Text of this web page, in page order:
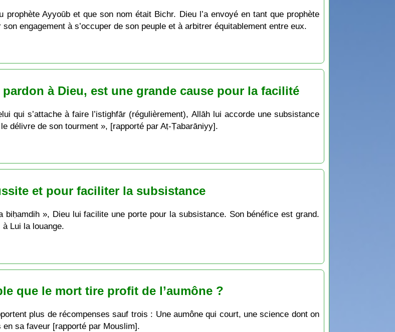
Ayyoūb et que son nom était Bichr. Dieu l’a envoyé en tant que prophète
engagement à s’occuper de son peuple et à arbitrer équitablement entre eux.
à Dieu, est une grande cause pour la facilité
qui s’attache à faire l’istighfār (régulièrement), Allāh lui accorde une subsistance
délivre de son tourment », [rapporté par Aṭ-Ṭabarāniyy].
et pour faciliter la subsistance
», Dieu lui facilite une porte pour la subsistance. Son bénéfice est grand.
Lui la louange.
que le mort tire profit de l’aumône ?
plus de récompenses sauf trois : Une aumône qui court, une science dont on
sa faveur [rapporté par Mouslim].